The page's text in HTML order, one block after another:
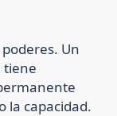
Un
tiene
la capacidad.